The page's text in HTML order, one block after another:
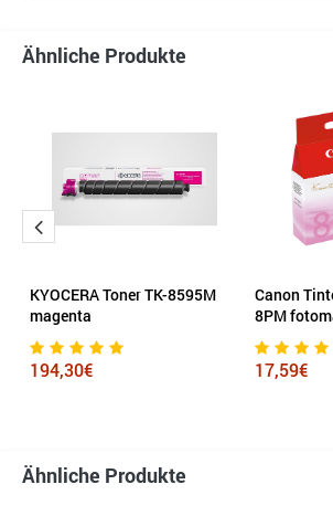
Ähnliche Produkte
KYOCERA Toner TK-8595M
magenta
194,30€
Canon
8PM
17,59€
Ähnliche Produkte